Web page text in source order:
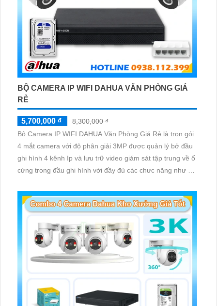
BỘ CAMERA IP WIFI DAHUA VĂN PHÒNG GIÁ
RẺ
5,700,000 ₫
8,300,000 ₫
Bộ Camera IP WIFI DAHUA Văn Phòng Giá Rẻ là trọn gói
4 mắt camera với độ phân giải 3MP được quản lý bở đầu
ghi hình 4 kênh Ip và lưu trữ video giám sát tập trung về ổ
cứng trong đầu ghi hình với đầy đủ các chưc năng như AI
giám sát có màu vào ban đêm